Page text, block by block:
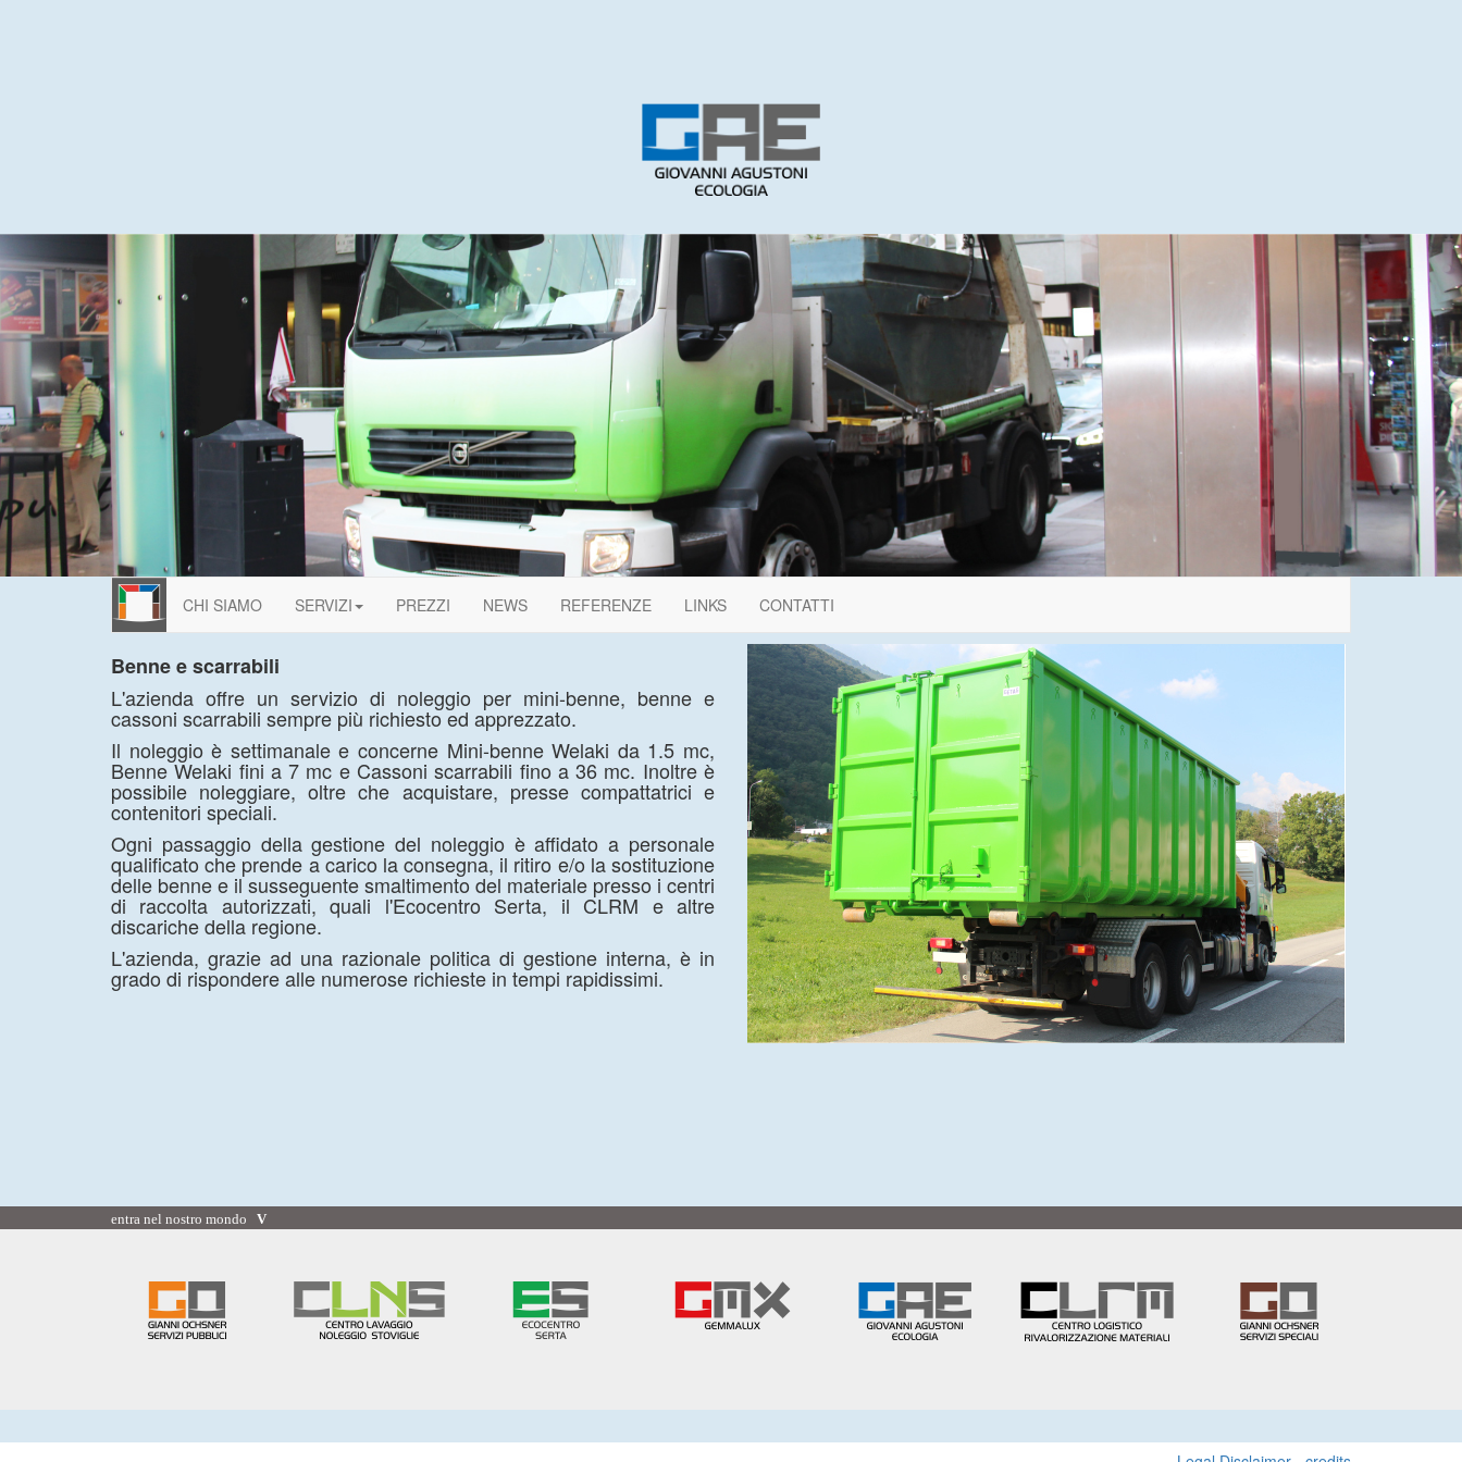
CHI SIAMO SERVIZI PREZZI NEWS REFERENZE LINKS CONTATTI
Benne e scarrabili
L'azienda offre un servizio di noleggio per mini-benne, benne e
cassoni scarrabili sempre più richiesto ed apprezzato.
Il noleggio è settimanale e concerne Mini-benne Welaki da 1.5 mc,
Benne Welaki fini a 7 mc e Cassoni scarrabili fino a 36 mc. Inoltre è
possibile noleggiare, oltre che acquistare, presse compattatrici e
contenitori speciali.
Ogni passaggio della gestione del noleggio è affidato a personale
qualificato che prende a carico la consegna, il ritiro e/o la sostituzione
delle benne e il susseguente smaltimento del materiale presso i centri
di raccolta autorizzati, quali l'Ecocentro Serta, il CLRM e altre
discariche della regione.
L'azienda, grazie ad una razionale politica di gestione interna, è in
grado di rispondere alle numerose richieste in tempi rapidissimi.
entra nel nostro mondo V